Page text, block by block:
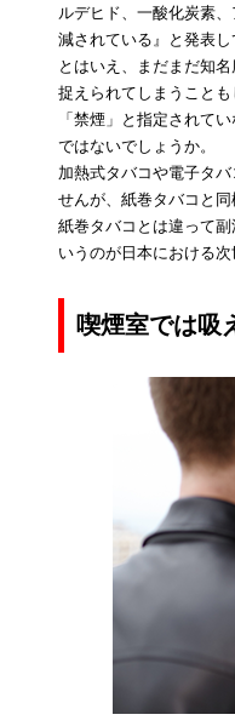
ルデヒド、一酸化炭素
減されている』と発表し
とはいえ、まだまだ知
捉えられてしまうこと
「禁煙」と指定されて
ではないでしょうか。
加熱式タバコや電子タ
せんが、紙巻タバコと
紙巻タバコとは違って
いうのが日本における次
喫煙室では吸